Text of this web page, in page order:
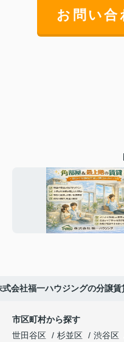
お問い合
式会社福一ハウジングの分譲
市区町村から探す
世田谷区
杉並区 渋谷区